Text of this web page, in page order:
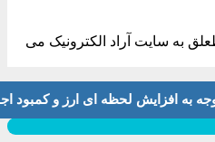
به سایت آراد الکترونیک می
به افزایش لحظه ای ارز و کمبود اجناس لطفا موجودی